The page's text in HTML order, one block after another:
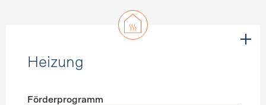
Heizung
Förderprogramm